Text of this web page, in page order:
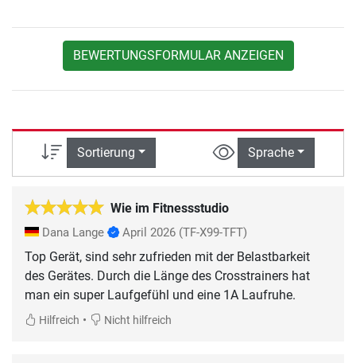
BEWERTUNGSFORMULAR ANZEIGEN
Sortierung Sprache
Wie im Fitnessstudio
Dana Lange April 2026 (TF-X99-TFT)
Top Gerät, sind sehr zufrieden mit der Belastbarkeit
des Gerätes. Durch die Länge des Crosstrainers hat
man ein super Laufgefühl und eine 1A Laufruhe.
Hilfreich • Nicht hilfreich